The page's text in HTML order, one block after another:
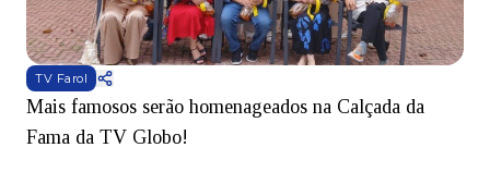
TV Farol
Mais famosos serão homenageados na Calçada da
Fama da TV Globo!